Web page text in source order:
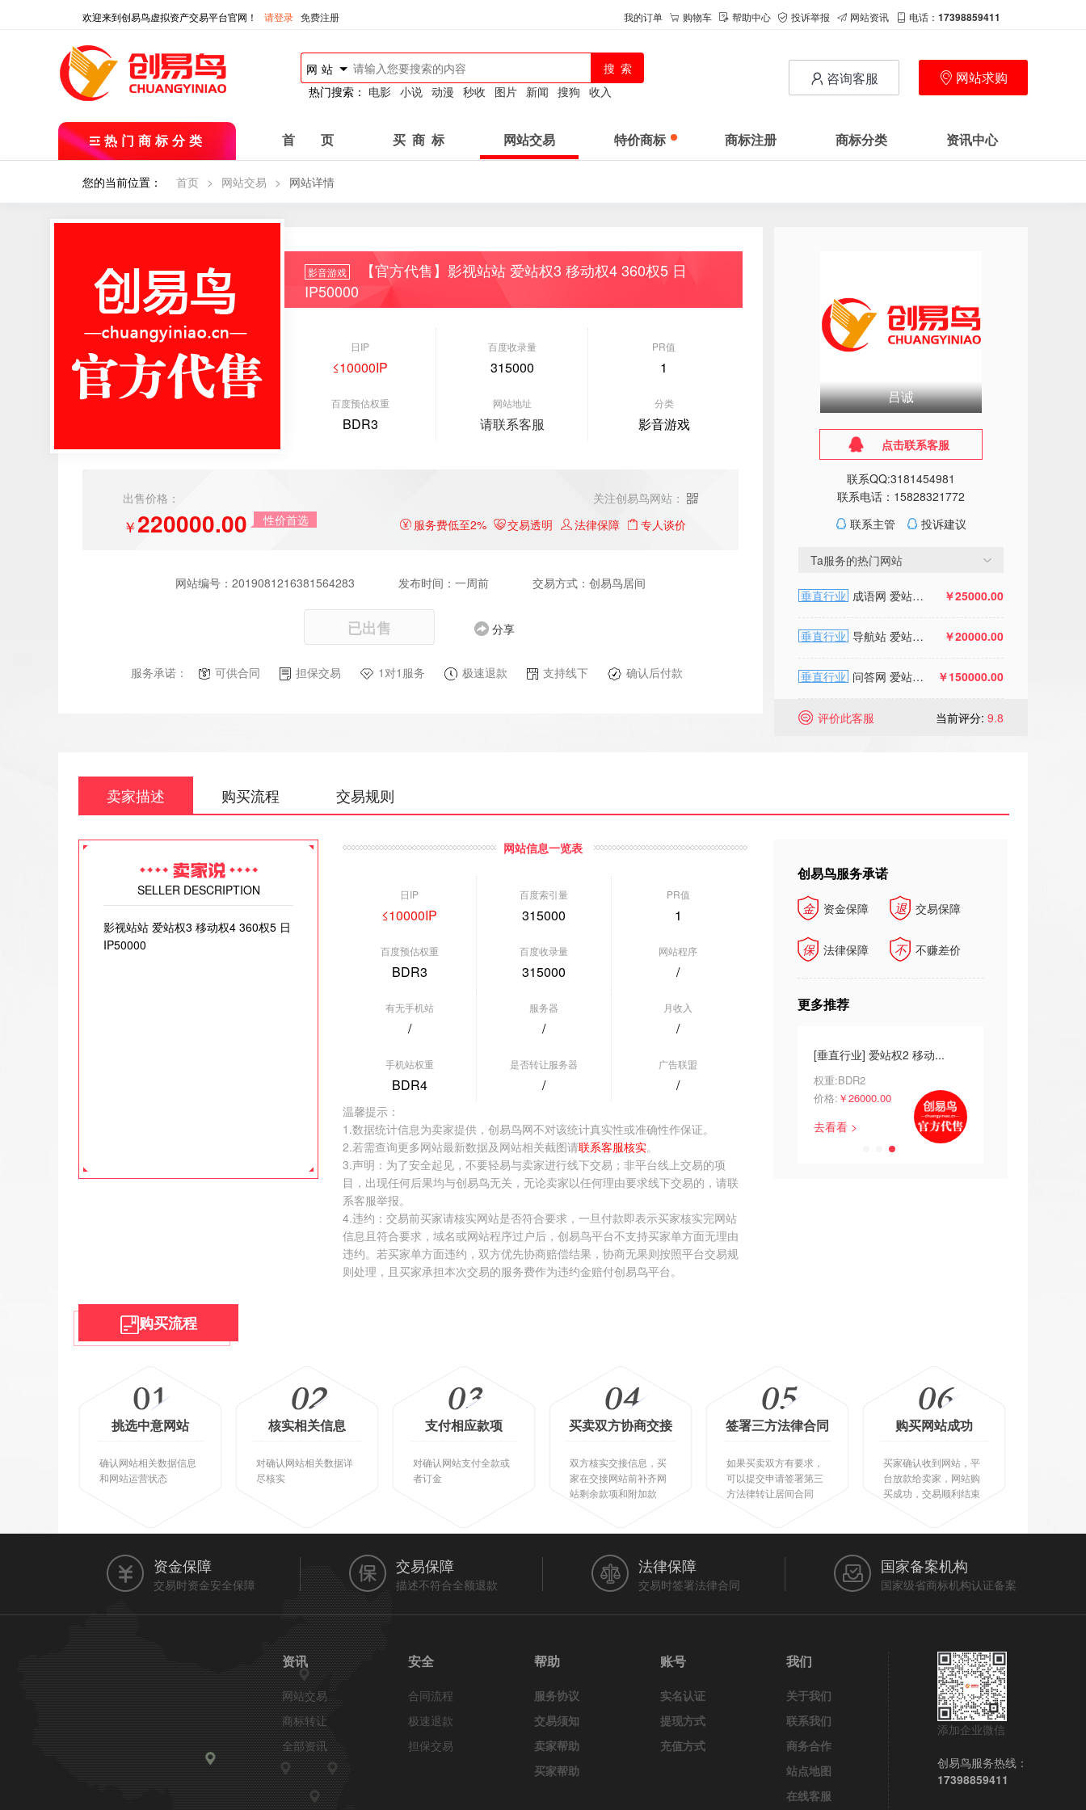
欢迎来到创易鸟虚拟资产交易平台官网！ 请登录 免费注册 我的订单 购物车 帮助中心 投诉举报 网站资讯 电话： 17398859411
网站
热门搜索： 电影 小说 动漫 秒收 图片 新闻 搜狗 收入
咨询客服 网站求购
热门商标分类 首 页 买 商 标 网站交易 特价商标 商标注册 商标分类 资讯中心
您的当前位置： 首页 > 网站交易 > 网站详情
影音游戏
【官方代售】影视站站 爱站权3 移动权4 360权5 日
IP50000
日IP
≤10000IP
百度预估权重
BDR3
百度收录量
315000
网站地址
请联系客服
PR值
1
分类
影音游戏
出售价格：
￥220000.00 性价首选
关注创易鸟网站：
服务费低至2%
交易透明 法律保障 专人谈价
网站编号： 2019081216381564283 发布时间：一周前 交易方式：创易鸟居间
已出售 分享
服务承诺： 可供合同 担保交易 1对1服务 极速退款 支持线下 确认后付款
吕诚
点击联系客服
联系QQ:3181454981
联系电话：15828321772
联系主管
投诉建议
Ta服务的热门网站
￥25000.00
垂直行业 成语网 爱站双权1 百度收录9.7W+ 多年建站历史
￥20000.00
垂直行业 导航站 爱站双权2 百度收录10W+ 多年建站历史 周收录
￥150000.00
垂直行业 问答网 爱站权4移动权4 百度收录215w
当前评分: 9.8
评价此客服
卖家描述 购买流程 交易规则
SELLER DESCRIPTION
影视站站 爱站权3 移动权4 360权5 日
IP50000
网站信息一览表
日IP
≤10000IP
百度预估权重
BDR3
百度索引量
315000
百度收录量
315000
PR值
1
网站程序
/
有无手机站
/
手机站权重
BDR4
服务器
/
是否转让服务器
/
月收入
/
广告联盟
/
温馨提示：
1.数据统计信息为卖家提供，创易鸟网不对该统计真实性或准确性作保证。
2.若需查询更多网站最新数据及网站相关截图请联系客服核实。
3.声明：为了安全起见，不要轻易与卖家进行线下交易；非平台线上交易的项
目，出现任何后果均与创易鸟无关，无论卖家以任何理由要求线下交易的，请联
系客服举报。
4.违约：交易前买家请核实网站是否符合要求，一旦付款即表示买家核实完网站
信息且符合要求，域名或网站程序过户后，创易鸟平台不支持买家单方面无理由
违约。若买家单方面违约，双方优先协商赔偿结果，协商无果则按照平台交易规
则处理，且买家承担本次交易的服务费作为违约金赔付创易鸟平台。
创易鸟服务承诺
金 资金保障 退 交易保障
保 法律保障 不 不赚差价
更多推荐
[垂直行业] 爱站权2 移动...
权重:BDR2
去看看 >
[垂直行业] 创易鸟交易
权重:BDR0
去看看 >
权重:BDR0
去看看 >
[垂直行业] 爱站权2 移动...
权重:BDR2
价格: ￥26000.00
去看看 >
购买流程
挑选中意网站
确认网站相关数据信息
和网站运营状态
核实相关信息
对确认网站相关数据详
尽核实
支付相应款项
对确认网站支付全款或
者订金
买卖双方协商交接
双方核实交接信息，买
家在交接网站前补齐网
站剩余款项和附加款
签署三方法律合同
如果买卖双方有要求，
可以提交申请签署第三
方法律转让居间合同
购买网站成功
买家确认收到网站，平
台放款给卖家，网站购
买成功，交易顺利结束
资金保障
交易时资金安全保障
交易保障
描述不符合全额退款
法律保障
交易时签署法律合同
国家备案机构
国家级省商标机构认证备案
资讯
网站交易
商标转让
全部资讯
安全
合同流程
极速退款
担保交易
帮助
服务协议
交易须知
卖家帮助
买家帮助
账号
实名认证
提现方式
充值方式
我们
关于我们
联系我们
商务合作
站点地图
在线客服
添加企业微信
创易鸟服务热线：
17398859411